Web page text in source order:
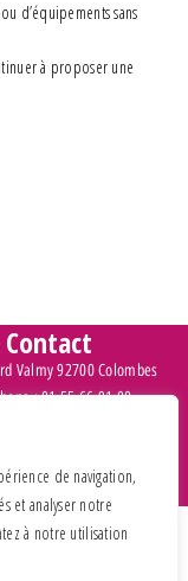
de navigation,
et analyser notre
à notre utilisation
d’équipements sans
à proposer une
Contact
Valmy 92700 Colombes
: 01 55 66 91 00